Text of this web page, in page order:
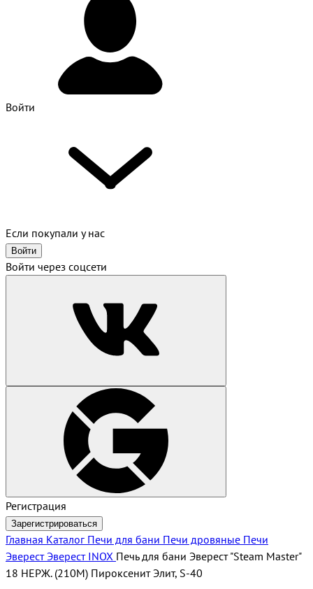
Войти
Если покупали у нас
Войти
Войти через соцсети
Регистрация
Зарегистрироваться
Главная Каталог Печи для бани Печи дровяные Печи
Эверест Эверест INOX Печь для бани Эверест "Steam Master"
18 НЕРЖ. (210М) Пироксенит Элит, S-40